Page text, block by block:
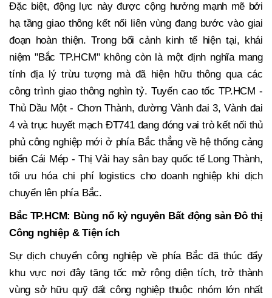
Đặc biệt, động lực này được cộng hưởng mạnh mẽ bởi
hạ tầng giao thông kết nối liên vùng đang bước vào giai
đoạn hoàn thiện. Trong bối cảnh kinh tế hiện tại, khái
niệm "Bắc TP.HCM" không còn là một định nghĩa mang
tính địa lý trừu tượng mà đã hiện hữu thông qua các
công trình giao thông nghìn tỷ. Tuyến cao tốc TP.HCM -
Thủ Dầu Một - Chơn Thành, đường Vành đai 3, Vành đai
4 và trục huyết mạch ĐT741 đang đóng vai trò kết nối thủ
phủ công nghiệp mới ở phía Bắc thẳng về hệ thống cảng
biển Cái Mép - Thị Vải hay sân bay quốc tế Long Thành,
tối ưu hóa chi phí logistics cho doanh nghiệp khi dịch
chuyển lên phía Bắc.
Bắc TP.HCM: Bùng nổ kỷ nguyên Bất động sản Đô thị
Công nghiệp & Tiện ích
Sự dịch chuyển công nghiệp về phía Bắc đã thúc đẩy
khu vực nơi đây tăng tốc mở rộng diện tích, trở thành
vùng sở hữu quỹ đất công nghiệp thuộc nhóm lớn nhất